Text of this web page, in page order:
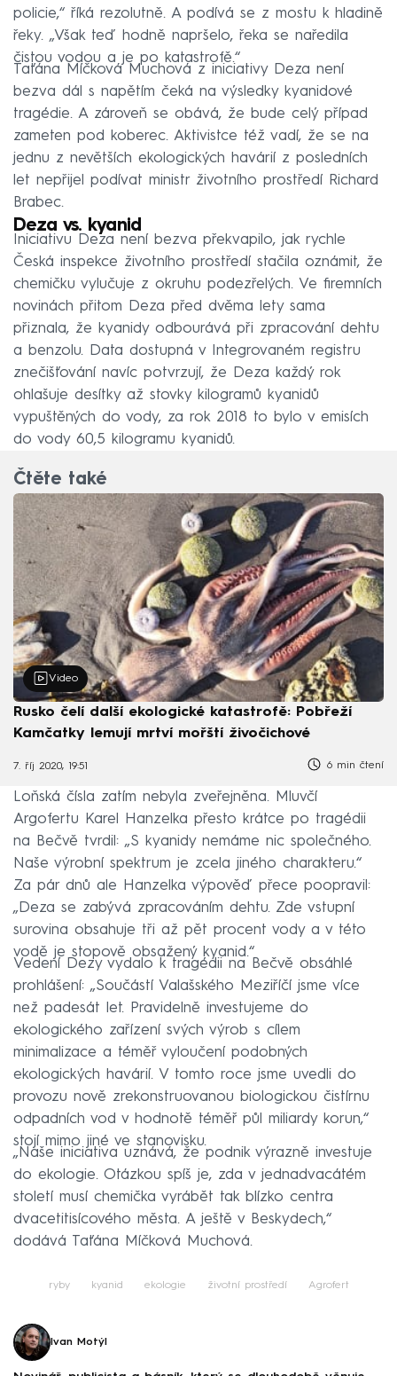
policie,“ říká rezolutně. A podívá se z mostu k hladině
řeky. „Však teď hodně napršelo, řeka se naředila
čistou vodou a je po katastrofě.“
Taťána Míčková Muchová z iniciativy Deza není
bezva dál s napětím čeká na výsledky kyanidové
tragédie. A zároveň se obává, že bude celý případ
zameten pod koberec. Aktivistce též vadí, že se na
jednu z nevětších ekologických havárií z posledních
let nepřijel podívat ministr životního prostředí Richard
Brabec.
Deza vs. kyanid
Iniciativu Deza není bezva překvapilo, jak rychle
Česká inspekce životního prostředí stačila oznámit, že
chemičku vylučuje z okruhu podezřelých. Ve firemních
novinách přitom Deza před dvěma lety sama
přiznala, že kyanidy odbourává při zpracování dehtu
a benzolu. Data dostupná v Integrovaném registru
znečišťování navíc potvrzují, že Deza každý rok
ohlašuje desítky až stovky kilogramů kyanidů
vypuštěných do vody, za rok 2018 to bylo v emisích
do vody 60,5 kilogramu kyanidů.
Čtěte také
Video
Rusko čelí další ekologické katastrofě: Pobřeží
Kamčatky lemují mrtví mořští živočichové
7. říj 2020, 19:51 6 min čtení
Loňská čísla zatím nebyla zveřejněna. Mluvčí
Argofertu Karel Hanzelka přesto krátce po tragédii
na Bečvě tvrdil: „S kyanidy nemáme nic společného.
Naše výrobní spektrum je zcela jiného charakteru.“
Za pár dnů ale Hanzelka výpověď přece poopravil:
„Deza se zabývá zpracováním dehtu. Zde vstupní
surovina obsahuje tři až pět procent vody a v této
vodě je stopově obsažený kyanid.“
Vedení Dezy vydalo k tragédii na Bečvě obsáhlé
prohlášení: „Součástí Valašského Meziříčí jsme více
než padesát let. Pravidelně investujeme do
ekologického zařízení svých výrob s cílem
minimalizace a téměř vyloučení podobných
ekologických havárií. V tomto roce jsme uvedli do
provozu nově zrekonstruovanou biologickou čistírnu
odpadních vod v hodnotě téměř půl miliardy korun,“
stojí mimo jiné ve stanovisku.
„Naše iniciativa uznává, že podnik výrazně investuje
do ekologie. Otázkou spíš je, zda v jednadvacátém
století musí chemička vyrábět tak blízko centra
dvacetitisícového města. A ještě v Beskydech,“
dodává Taťána Míčková Muchová.
ryby kyanid ekologie životní prostředí Agrofert
Ivan Motýl